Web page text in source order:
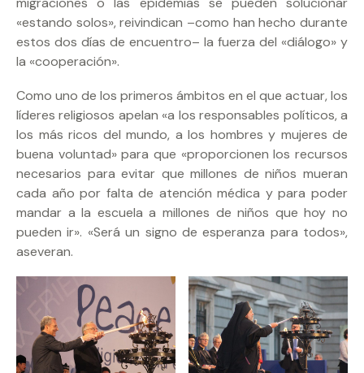
«estando solos», reivindican –como han hecho durante
estos dos días de encuentro– la fuerza del «diálogo» y
la «cooperación».
Como uno de los primeros ámbitos en el que actuar, los
líderes religiosos apelan «a los responsables políticos, a
los más ricos del mundo, a los hombres y mujeres de
buena voluntad» para que «proporcionen los recursos
necesarios para evitar que millones de niños mueran
cada año por falta de atención médica y para poder
mandar a la escuela a millones de niños que hoy no
pueden ir». «Será un signo de esperanza para todos»,
aseveran.